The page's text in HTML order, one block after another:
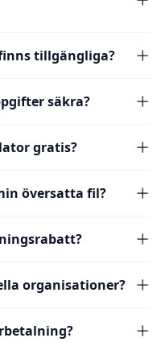
tillgängliga?
säkra?
gratis?
översatta fil?
organisationer?